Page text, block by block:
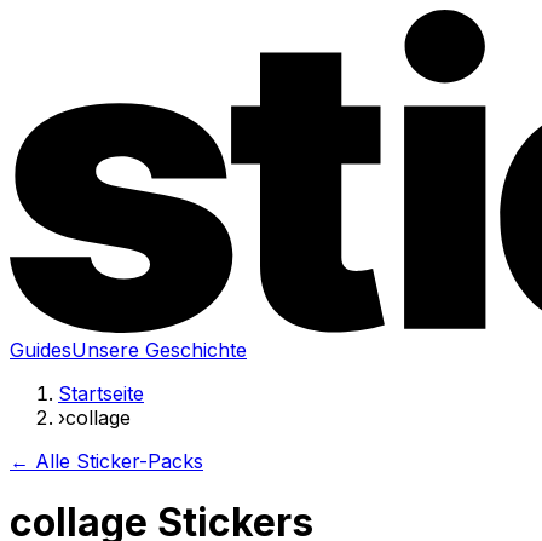
GuidesUnsere Geschichte
Startseite
›collage
← Alle Sticker-Packs
collage Stickers